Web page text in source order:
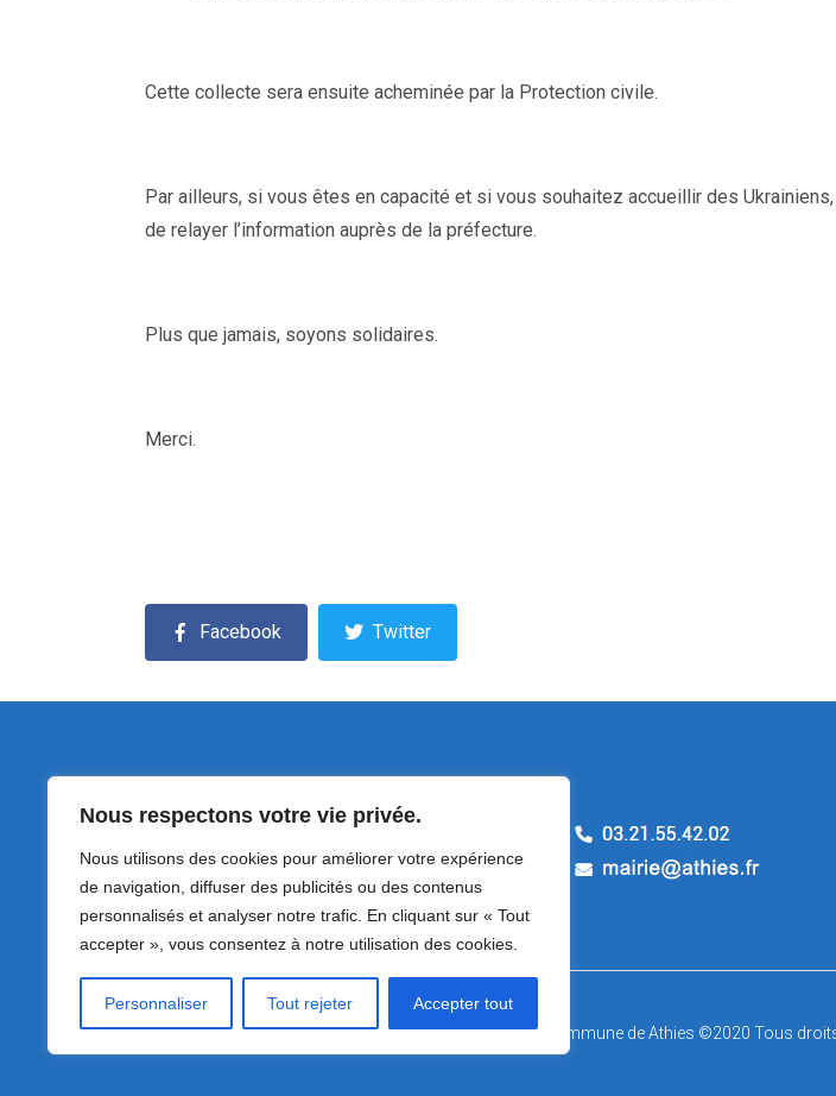
Nous respectons votre vie privée.
Nous utilisons des cookies pour améliorer votre expérience
de navigation, diffuser des publicités ou des contenus
personnalisés et analyser notre trafic. En cliquant sur « Tout
accepter », vous consentez à notre utilisation des cookies.
Personnaliser Tout rejeter Accepter tout
Cette collecte sera ensuite acheminée par la Protection civile.
Par ailleurs, si vous êtes en capacité et si vous souhaitez accueillir des
de relayer l’information auprès de la préfecture.
Plus que jamais, soyons solidaires.
Merci.
Facebook Twitter
1 Place du Maréchal Foch
62223 Athies
Commune de Athies ©2020 Tous